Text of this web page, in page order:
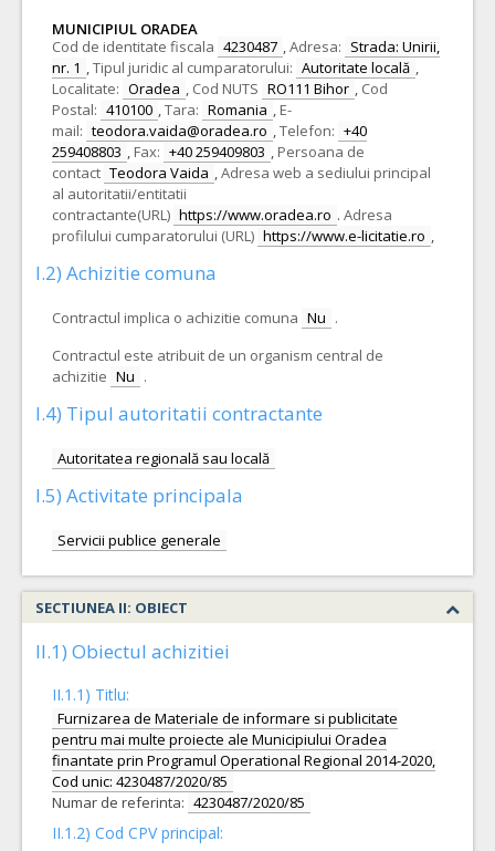
MUNICIPIUL ORADEA
Cod de identitate fiscala 4230487 ,Adresa: Strada: Unirii,
nr. 1 ,Tipul juridic al cumparatorului: Autoritate locală ,
Localitate: Oradea , Cod NUTS RO111 Bihor , Cod
Postal: 410100 ,Tara: Romania , E-
mail: teodora.vaida@oradea.ro ,Telefon: +40
259408803 , Fax: +40 259409803 , Persoana de
contact Teodora Vaida ,Adresa web a sediului principal
al autoritatii/entitatii
contractante(URL) https://www.oradea.ro . Adresa
profilului cumparatorului (URL) https://www.e-licitatie.ro ,
I.2) Achizitie comuna
Contractul implica o achizitie comuna Nu .
Contractul este atribuit de un organism central de
achizitie Nu .
I.4) Tipul autoritatii contractante
Autoritatea regională sau locală
I.5) Activitate principala
Servicii publice generale
SECTIUNEA II: OBIECT
II.1) Obiectul achizitiei
II.1.1) Titlu:
Furnizarea de Materiale de informare si publicitate
pentru mai multe proiecte ale Municipiului Oradea
finantate prin Programul Operational Regional 2014-2020,
Cod unic: 4230487/2020/85
Numar de referinta: 4230487/2020/85
II.1.2) Cod CPV principal: